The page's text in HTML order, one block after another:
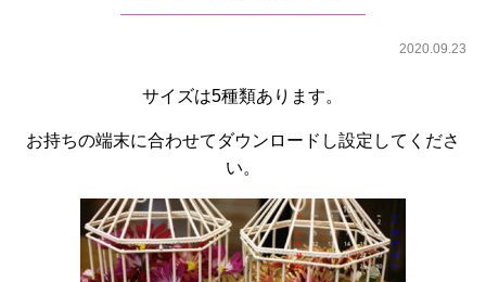
2020.09.23
サイズは5種類あります。
お持ちの端末に合わせてダウンロードし設定してくださ
い。